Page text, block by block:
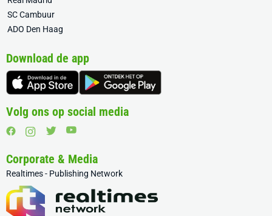
SC Cambuur
ADO Den Haag
Download de app
Volg ons op social media
Corporate & Media
Realtimes - Publishing Network